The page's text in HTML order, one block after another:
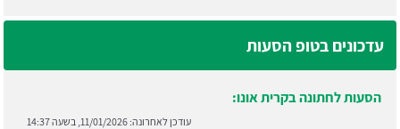
עדכונים בטופ הסעות
הסעות לחתונה בקרית אונו:
עודכן לאחרונה: 11/01/2026, בשעה 14:37